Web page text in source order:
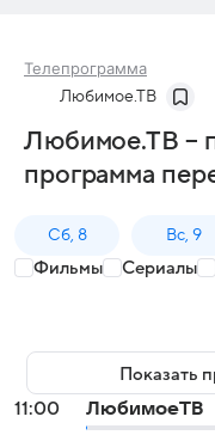
Телепрограмма
Любимое.ТВ
Любимое.ТВ –
программа
Сб, 8 Вс, 9
Фильмы Сериалы
Показать
11:00
ЛюбимоеТВ